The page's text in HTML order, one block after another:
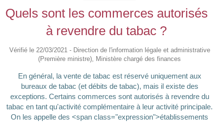
Quels sont les commerces autorisés
à revendre du tabac ?
Vérifié le 22/03/2021 - Direction de l'information légale et administrative
(Première ministre), Ministère chargé des finances
En général, la vente de tabac est réservé uniquement aux
bureaux de tabac (et débits de tabac), mais il existe des
exceptions. Certains commerces sont autorisés à revendre du
tabac en tant qu'activité complémentaire à leur activité principale.
On les appelle des <span class="expression">établissements